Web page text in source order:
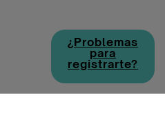
¿Problemas
para
registrarte?